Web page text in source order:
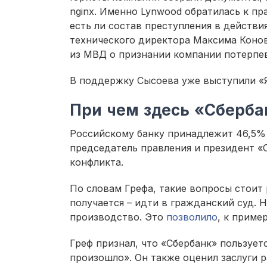
nginx. Именно Lynwood обратилась к
есть ли состав преступления в
технического директора Максима
из МВД о признании компании
В поддержку Сысоева уже выступили
При чем здесь
Российскому банку принадлежит
председатель правления и президент
конфликта.
По словам Грефа, такие вопросы
получается – идти в гражданский суд.
производство. Это позволило, к
Греф признал, что «Сбербанк»
произошло». Он также оценил